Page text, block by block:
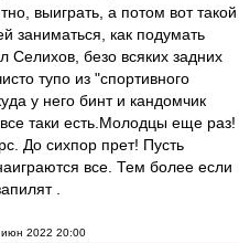
выиграть, а потом вот такой
заниматься, как подумать
Селихов, безо всяких задних
тупо из "спортивного
у него бинт и кандомчик
таки есть.Молодцы еще раз!
До сихпор прет! Пусть
все. Тем более если
.
июн 2022 20:00